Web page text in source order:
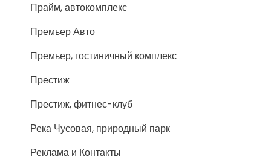
Прайм, автокомплекс
Премьер Авто
Премьер, гостиничный комплекс
Престиж
Престиж, фитнес-клуб
Река Чусовая, природный парк
Реклама и Контакты